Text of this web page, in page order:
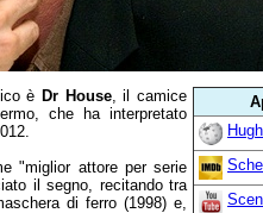
è Dr House, il camice
che ha interpretato
"miglior attore per serie
il segno, recitando tra
di ferro (1998) e,